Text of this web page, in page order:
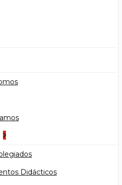
Didácticos